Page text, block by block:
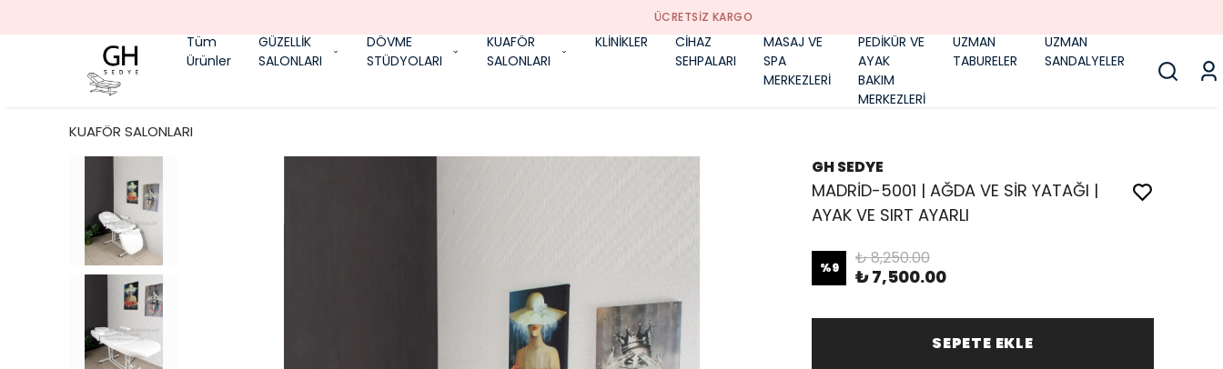
ÜCRETSIZ KARGO
Tüm
Ürünler
GÜZELLİK
SALONLARI
DÖVME
STÜDYOLARI
KUAFÖR
SALONLARI
KLİNİKLER
CİHAZ
SEHPALARI
MASAJ VE
SPA
MERKEZLERİ
PEDİKÜR VE
AYAK
BAKIM
MERKEZLERİ
UZMAN
TABURELER
UZMAN
SANDALYELER
KUAFÖR SALONLARI
GH SEDYE
MADRİD-5001 | AĞDA VE SİR YATAĞI |
AYAK VE SIRT AYARLI
%9 ₺ 8,250.00
₺ 7,500.00
SEPETE EKLE